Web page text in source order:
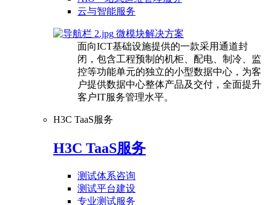
云与智能服务
微模块解决方案
面向ICT基础设施提供的一款采用通道封
闭，包含工程预制的机柜、配电、制冷、监
控等功能单元的独立的小型数据中心，为客
户提供数据中心整体产品及交付，全面提升
客户IT服务管理水平。
H3C TaaS服务
H3C TaaS服务
测试体系咨询
测试平台建设
专业测试服务